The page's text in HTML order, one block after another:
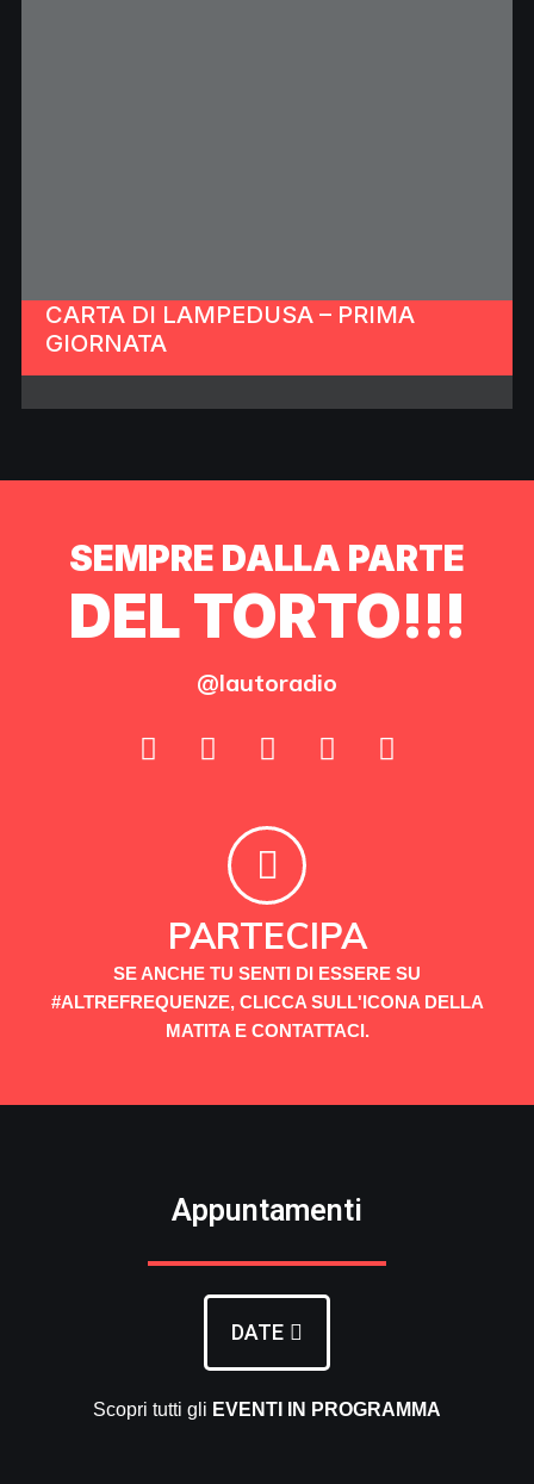
CARTA DI LAMPEDUSA – PRIMA
GIORNATA
SEMPRE DALLA PARTE
DEL TORTO!!!
@lautoradio
PARTECIPA
SE ANCHE TU SENTI DI ESSERE SU
#ALTREFREQUENZE, CLICCA SULL'ICONA DELLA
MATITA E CONTATTACI.
Appuntamenti
DATE
Scopri tutti gli EVENTI IN PROGRAMMA